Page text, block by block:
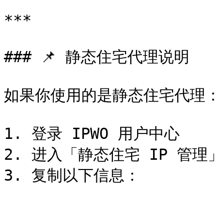
***
### 📌 静态住宅代理说明
如果你使用的是静态住宅代理
1. 登录 IPWO 用户中心
2. 进入「静态住宅 IP 管理
3. 复制以下信息：